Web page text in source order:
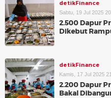
detikFinance
Sabtu, 19 Jul 2025
2.500 Dapur
Dikebut
detikFinance
Kamis, 17 Jul 2025
2.200 Dapur
Bakal